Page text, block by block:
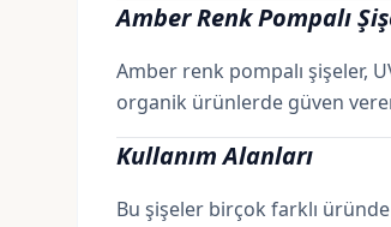
Amber Renk Pompalı
Amber renk pompalı şişeler,
organik ürünlerde güven
Kullanım Alanları
Bu şişeler birçok farklı